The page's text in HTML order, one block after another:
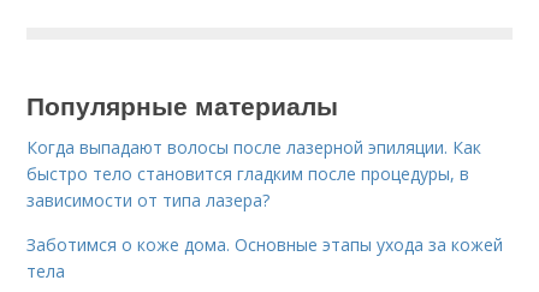
Популярные материалы
Когда выпадают волосы после лазерной эпиляции. Как
быстро тело становится гладким после процедуры, в
зависимости от типа лазера?
Заботимся о коже дома. Основные этапы ухода за кожей
тела